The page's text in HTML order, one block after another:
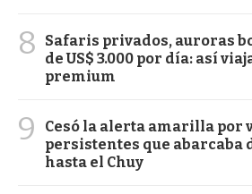
8
Safaris privados, auroras
de US$ 3.000 por día: así
premium
9
Cesó la alerta amarilla por
persistentes que abarcaba
hasta el Chuy